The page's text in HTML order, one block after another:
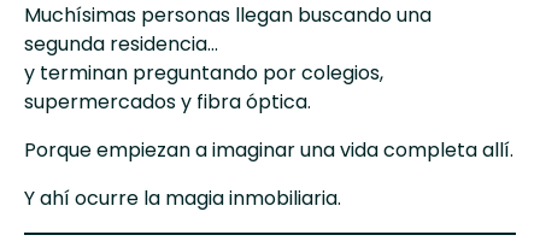
Muchísimas personas llegan buscando una
segunda residencia…
y terminan preguntando por colegios,
supermercados y fibra óptica.
Porque empiezan a imaginar una vida completa allí.
Y ahí ocurre la magia inmobiliaria.